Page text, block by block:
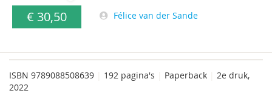
€ 30,50 Félice van der Sande
ISBN 9789088508639 192 pagina's Paperback
2e druk,
2022